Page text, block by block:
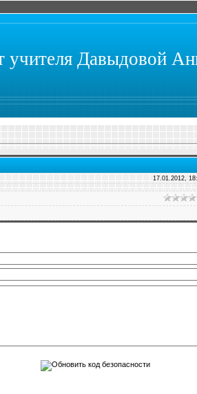
учителя Давыдовой
17.01.2012,